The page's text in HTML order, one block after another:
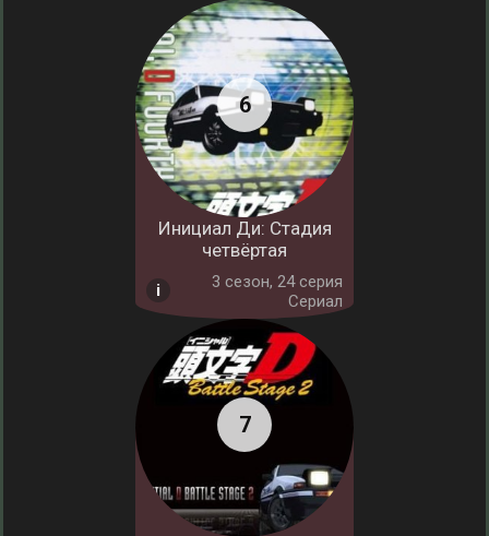
Инициал Ди: Стадия
четвёртая
3 cезон, 24 серия
Сериал